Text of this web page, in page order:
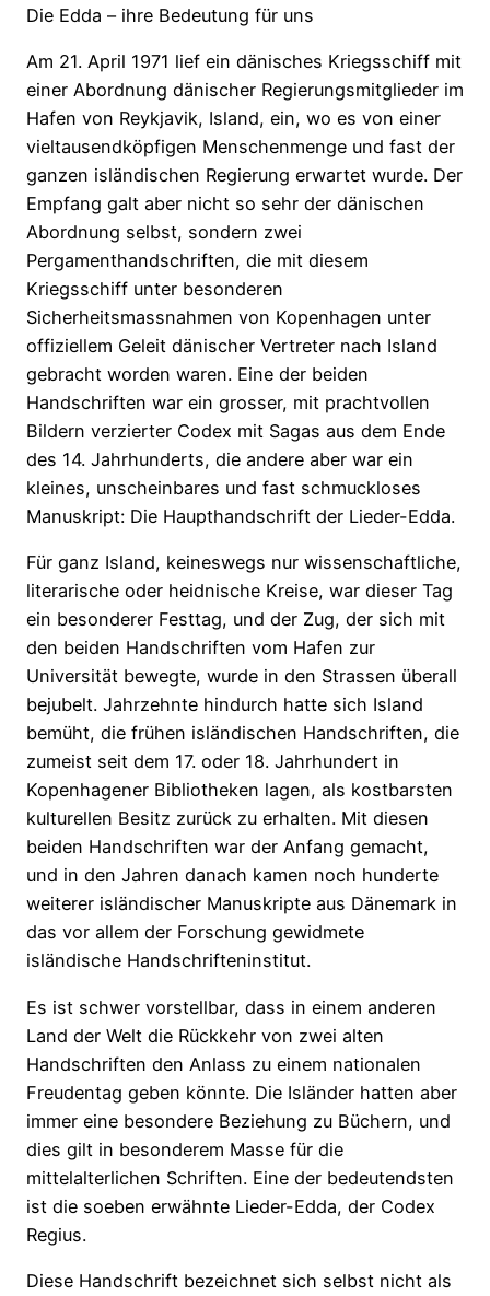
Die Edda – ihre Bedeutung für uns
Am 21. April 1971 lief ein dänisches Kriegsschiff mit
einer Abordnung dänischer Regierungsmitglieder im
Hafen von Reykjavik, Island, ein, wo es von einer
vieltausendköpfigen Menschenmenge und fast der
ganzen isländischen Regierung erwartet wurde. Der
Empfang galt aber nicht so sehr der dänischen
Abordnung selbst, sondern zwei
Pergamenthandschriften, die mit diesem
Kriegsschiff unter besonderen
Sicherheitsmassnahmen von Kopenhagen unter
offiziellem Geleit dänischer Vertreter nach Island
gebracht worden waren. Eine der beiden
Handschriften war ein grosser, mit prachtvollen
Bildern verzierter Codex mit Sagas aus dem Ende
des 14. Jahrhunderts, die andere aber war ein
kleines, unscheinbares und fast schmuckloses
Manuskript: Die Haupthandschrift der Lieder-Edda.
Für ganz Island, keineswegs nur wissenschaftliche,
literarische oder heidnische Kreise, war dieser Tag
ein besonderer Festtag, und der Zug, der sich mit
den beiden Handschriften vom Hafen zur
Universität bewegte, wurde in den Strassen überall
bejubelt. Jahrzehnte hindurch hatte sich Island
bemüht, die frühen isländischen Handschriften, die
zumeist seit dem 17. oder 18. Jahrhundert in
Kopenhagener Bibliotheken lagen, als kostbarsten
kulturellen Besitz zurück zu erhalten. Mit diesen
beiden Handschriften war der Anfang gemacht,
und in den Jahren danach kamen noch hunderte
weiterer isländischer Manuskripte aus Dänemark in
das vor allem der Forschung gewidmete
isländische Handschrifteninstitut.
Es ist schwer vorstellbar, dass in einem anderen
Land der Welt die Rückkehr von zwei alten
Handschriften den Anlass zu einem nationalen
Freudentag geben könnte. Die Isländer hatten aber
immer eine besondere Beziehung zu Büchern, und
dies gilt in besonderem Masse für die
mittelalterlichen Schriften. Eine der bedeutendsten
ist die soeben erwähnte Lieder-Edda, der Codex
Regius.
Diese Handschrift bezeichnet sich selbst nicht als